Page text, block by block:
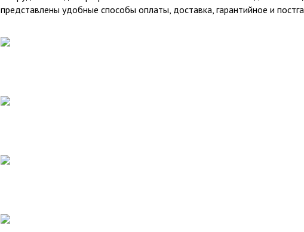
представлены удобные способы оплаты, доставка, гарантийное и